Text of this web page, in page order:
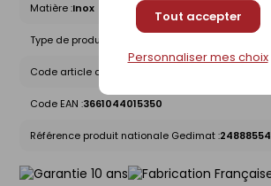
Tout accepter
Personnaliser mes choix
Matière :Inox
Type de produit :
Code article chez le fournisseur :
Code EAN :3661044015350
Référence produit nationale Gedimat :24888554